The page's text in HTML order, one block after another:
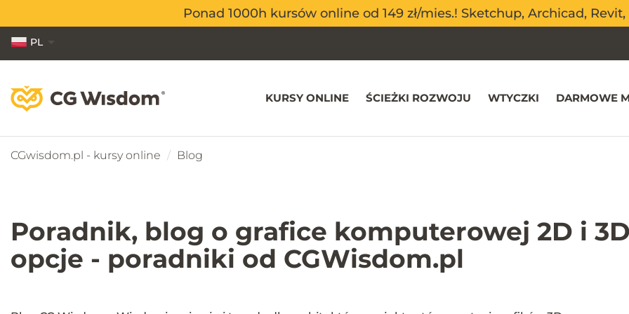
Ponad 1000h kursów online od 149 zł/mies.! Sketchup, Archicad,
Ponad 1000h kursów online od 149 zł/mies.! Sketchup, Archicad,
PL
EN
KURSY ONLINE ŚCIEŻKI ROZWOJU WTYCZKI DARMOWE
CGwisdom.pl - kursy online Blog
Poradnik, blog o grafice komputerowej 2D i
opcje - poradniki od CGWisdom.pl